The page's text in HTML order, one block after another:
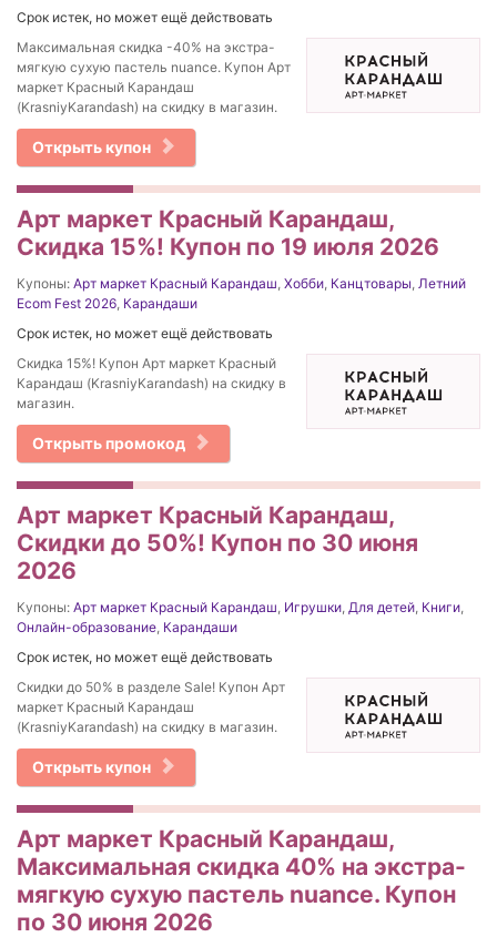
Срок истек, но может ещё действовать
Максимальная скидка -40% на экстра-
мягкую сухую пастель nuance. Купон Арт
маркет Красный Карандаш
(KrasniyKarandash) на скидку в магазин.
Открыть купон
Арт маркет Красный Карандаш,
Скидка 15%! Купон по 19 июля 2026
Купоны: Арт маркет Красный Карандаш, Хобби, Канцтовары, Летний
Ecom Fest 2026, Карандаши
Срок истек, но может ещё действовать
Скидка 15%! Купон Арт маркет Красный
Карандаш (KrasniyKarandash) на скидку в
магазин.
Открыть промокод
Арт маркет Красный Карандаш,
Скидки до 50%! Купон по 30 июня
2026
Купоны: Арт маркет Красный Карандаш, Игрушки, Для детей, Книги,
Онлайн-образование, Карандаши
Срок истек, но может ещё действовать
Скидки до 50% в разделе Sale! Купон Арт
маркет Красный Карандаш
(KrasniyKarandash) на скидку в магазин.
Открыть купон
Арт маркет Красный Карандаш,
Максимальная скидка 40% на экстра-
мягкую сухую пастель nuance. Купон
по 30 июня 2026